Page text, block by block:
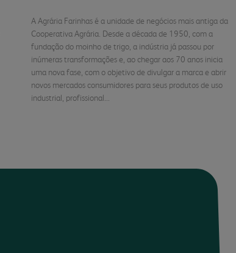
A Agrária Farinhas é a unidade de negócios mais antiga da
Cooperativa Agrária. Desde a década de 1950, com a
fundação do moinho de trigo, a indústria já passou por
inúmeras transformações e, ao chegar aos 70 anos inicia
uma nova fase, com o objetivo de divulgar a marca e abrir
novos mercados consumidores para seus produtos de uso
industrial, profissional...